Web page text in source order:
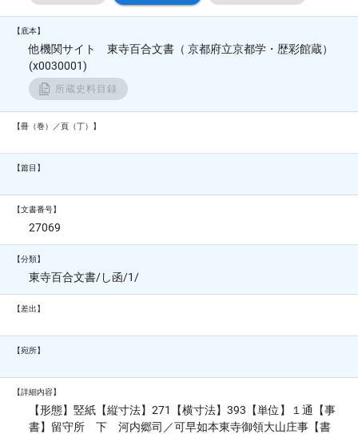
【底本】
他機関サイト 東寺百合文書（ 京都府立京都学・歴彩館蔵）
(x0030001)
所蔵史料目録
【冊（巻）／頁（丁）】
【篇目】
【文書番号】
27069
【分類】
東寺百合文書/し函/1/
【差出】
【宛所】
【詳細内容】
【形態】竪紙【縦寸法】271【横寸法】393【単位】１通【事
書】留守所 下 河内郷司／可早如本東寺御領大山庄事【書